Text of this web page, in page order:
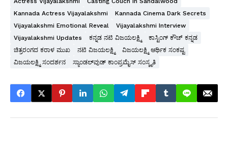
Kannada Actress Vijayalakshmi
Kannada Cinema Dark Secrets
Vijayalakshmi Emotional Reveal
Vijayalakshmi Interview
Vijayalakshmi Updates
ಕನ್ನಡ ನಟಿ ವಿಜಯಲಕ್ಷ್ಮಿ
ಕಾಸ್ಟಿಂಗ್ ಕೌಚ್ ಕನ್ನಡ
ಚಿತ್ರರಂಗದ ಕರಾಳ ಮುಖ
ನಟಿ ವಿಜಯಲಕ್ಷ್ಮಿ
ವಿಜಯಲಕ್ಷ್ಮಿ ಆರ್ಥಿಕ ಸಂಕಷ್ಟ
ವಿಜಯಲಕ್ಷ್ಮಿ ಸಂದರ್ಶನ
ಸ್ಯಾಂಡಲ್‌ವುಡ್ ಕಾಂಪ್ರಮೈಸ್ ಸಂಸ್ಕೃತಿ